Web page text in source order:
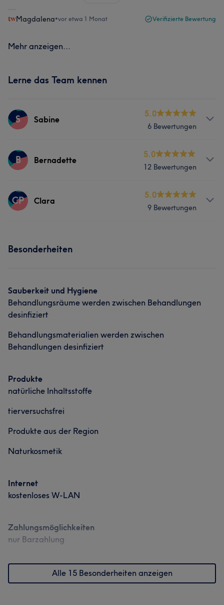
Magdalena•vor etwa 1 Monat Verifizierte Bewertung
Mehr anzeigen...
Lerne das Team kennen
S Sabine
5.0
6 Bewertungen
Services
B Bernadette
5.0
12 Bewertungen
Services
CP Clara
5.0
9 Bewertungen
Besonderheiten
Sauberkeit und Hygiene
Behandlungsräume werden zwischen Behandlungen
desinfiziert
Behandlungsmaterialien werden zwischen
Behandlungen desinfiziert
Produkte
natürliche Inhaltsstoffe
tierversuchsfrei
Produkte aus der Region
Naturkosmetik
Internet
kostenloses W-LAN
Zahlungsmöglichkeiten
nur Barzahlung
Alle 15 Besonderheiten anzeigen